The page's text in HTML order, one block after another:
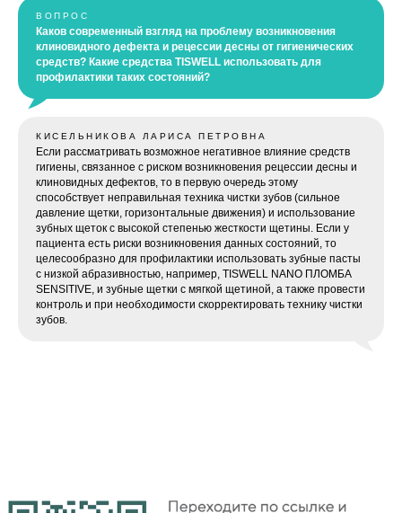
ВОПРОС
Каков современный взгляд на проблему возникновения
клиновидного дефекта и рецессии десны от гигиенических
средств? Какие средства TISWELL использовать для
профилактики таких состояний?
КИСЕЛЬНИКОВА ЛАРИСА ПЕТРОВНА
Если рассматривать возможное негативное влияние средств
гигиены, связанное с риском возникновения рецессии десны и
клиновидных дефектов, то в первую очередь этому
способствует неправильная техника чистки зубов (сильное
давление щетки, горизонтальные движения) и использование
зубных щеток с высокой степенью жесткости щетины. Если у
пациента есть риски возникновения данных состояний, то
целесообразно для профилактики использовать зубные пасты
с низкой абразивностью, например, TISWELL NANO ПЛОМБА
SENSITIVE, и зубные щетки с мягкой щетиной, а также провести
контроль и при необходимости скорректировать технику чистки
зубов.